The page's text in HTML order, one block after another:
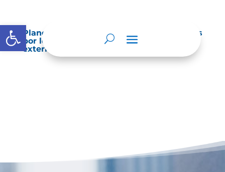
Abrir barra de herramientas
Planes de Mejoramiento vigentes exigidos
por los entes de control o auditoría
externos o internos.